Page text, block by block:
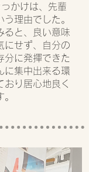
っかけは、先輩
理由でした。
ると、良い意味
にせず、自分の
分に発揮できた
に集中出来る環
おり居心地良く